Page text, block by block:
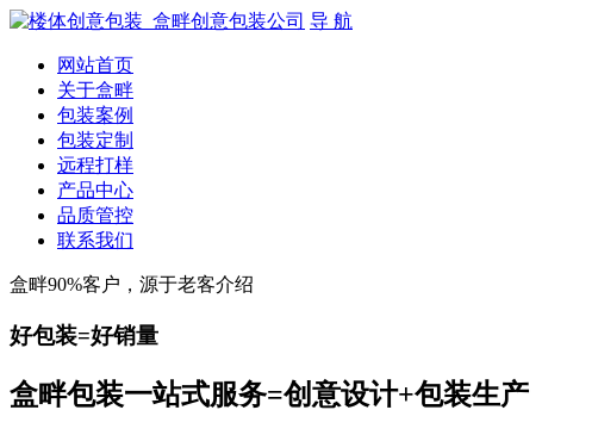
导 航
网站首页
关于盒畔
包装案例
包装定制
远程打样
产品中心
品质管控
联系我们
盒畔90%客户，源于老客介绍
好包装=好销量
盒畔包装一站式服务=创意设计+包装生产